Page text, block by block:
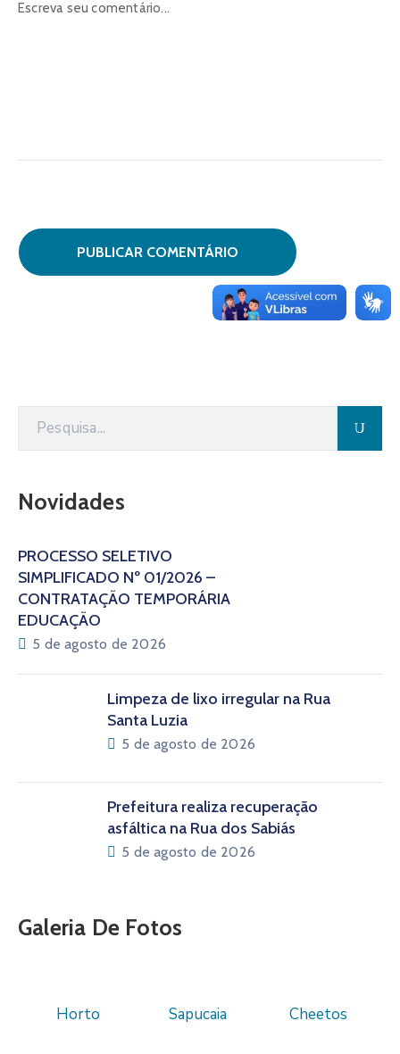
Novidades
PROCESSO SELETIVO
SIMPLIFICADO Nº 01/2026 –
CONTRATAÇÃO TEMPORÁRIA
EDUCAÇÃO
5 de agosto de 2026
Limpeza de lixo irregular na Rua
Santa Luzia
5 de agosto de 2026
Prefeitura realiza recuperação
asfáltica na Rua dos Sabiás
5 de agosto de 2026
Galeria De Fotos
Horto Sapucaia Cheetos